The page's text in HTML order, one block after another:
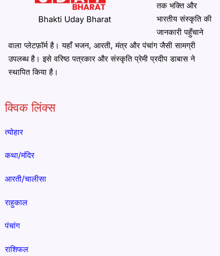
Bhakti Uday Bharat
तक भक्ति और
भारतीय संस्कृति की
जानकारी पहुँचाने
वाला प्लेटफ़ॉर्म है। यहाँ भजन, आरती, मंत्र और पंचांग जैसी सामग्री
उपलब्ध है। इसे वरिष्ठ पत्रकार और संस्कृति प्रेमी प्रदीप डाबास ने
स्थापित किया है।
क्विक लिंक्स
त्योहार
कथा/मंदिर
आरती/चालीसा
राहुकाल
पंचांग
राशिफल